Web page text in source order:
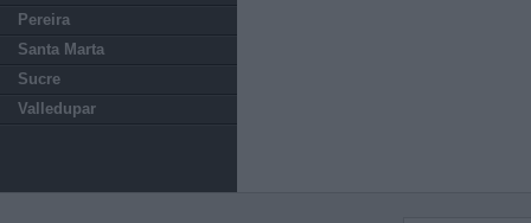
Pereira
Santa Marta
Sucre
Valledupar